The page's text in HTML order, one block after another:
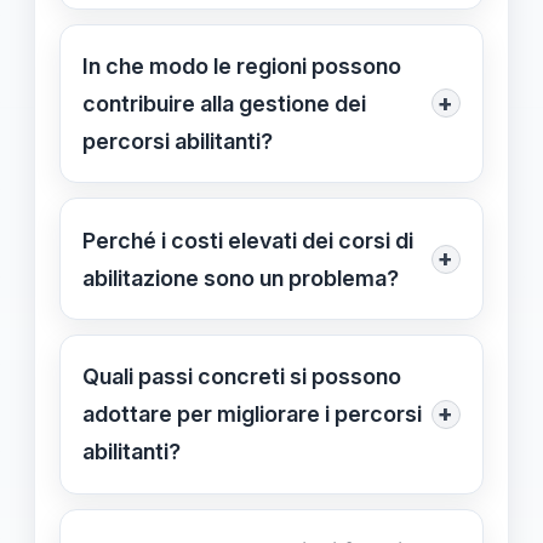
Università e scuole collaborano
offrendo formazione specializzata,
supervisione e adattamento dei
percorsi alle esigenze locali, creando
In che modo le regioni possono
contribuire alla gestione dei
percorsi abilitanti?
+
Le regioni, tramite gli USR, possono
garantire una distribuzione equilibrata
dei posti, gestire trasparenza nelle
specificità territoriali.
Perché i costi elevati dei corsi di
abilitazione sono un problema?
+
I costi elevati frenano molte
candidature, creando barriere
economiche che riducono
l'accessibilità e contribuiscono alle
Quali passi concreti si possono
adottare per migliorare i percorsi
abilitanti?
+
Implementare una gestione più